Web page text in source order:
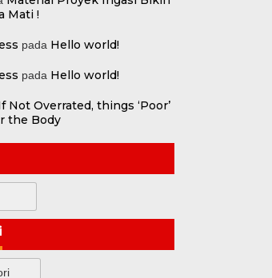
Mati !
pada Hello world!
pada Hello world!
Not Overrated, things ‘Poor’
the Body